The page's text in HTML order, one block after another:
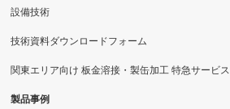
設備技術
技術資料ダウンロードフォーム
関東エリア向け 板金溶接・製缶加工 特急サービス
製品事例